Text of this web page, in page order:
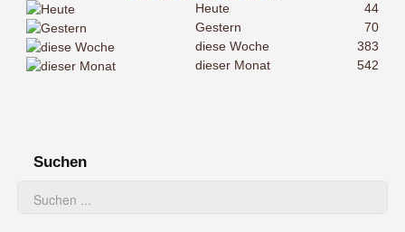
Heute
44
Gestern
70
diese Woche
383
dieser Monat
542
Suchen